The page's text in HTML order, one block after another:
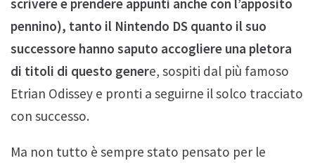
pennino), tanto il Nintendo DS quanto il suo
successore hanno saputo accogliere una pletora
di titoli di questo genere, sospiti dal più famoso
Etrian Odissey e pronti a seguirne il solco tracciato
con successo.
Ma non tutto è sempre stato pensato per le